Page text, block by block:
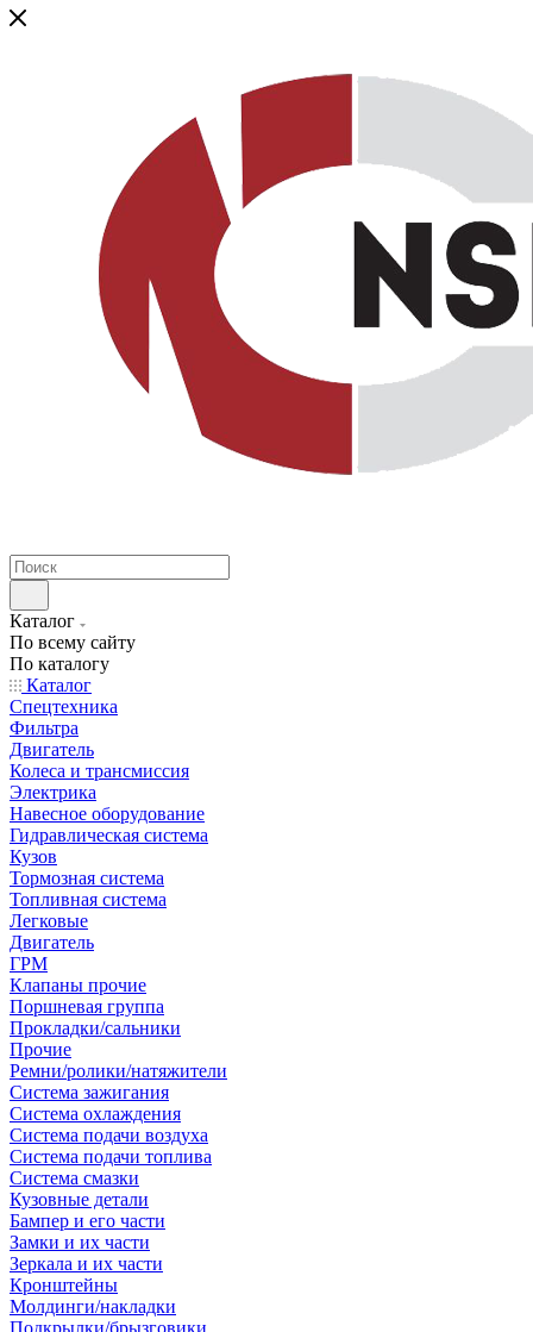
Каталог
По всему сайту
По каталогу
Каталог
Спецтехника
Фильтра
Двигатель
Колеса и трансмиссия
Электрика
Навесное оборудование
Гидравлическая система
Кузов
Тормозная система
Топливная система
Легковые
Двигатель
ГРМ
Клапаны прочие
Поршневая группа
Прокладки/сальники
Прочие
Ремни/ролики/натяжители
Система зажигания
Система охлаждения
Система подачи воздуха
Система подачи топлива
Система смазки
Кузовные детали
Бампер и его части
Замки и их части
Зеркала и их части
Кронштейны
Молдинги/накладки
Подкрылки/брызговики